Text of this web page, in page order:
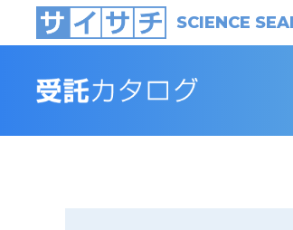
SCIENCE